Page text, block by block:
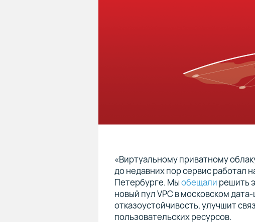
«Виртуальному приватному
до недавних пор сервис работал
Петербурге. Мыобещали решить
новый пул VPC в московском
отказоустойчивость, улучшит
пользовательских ресурсов.